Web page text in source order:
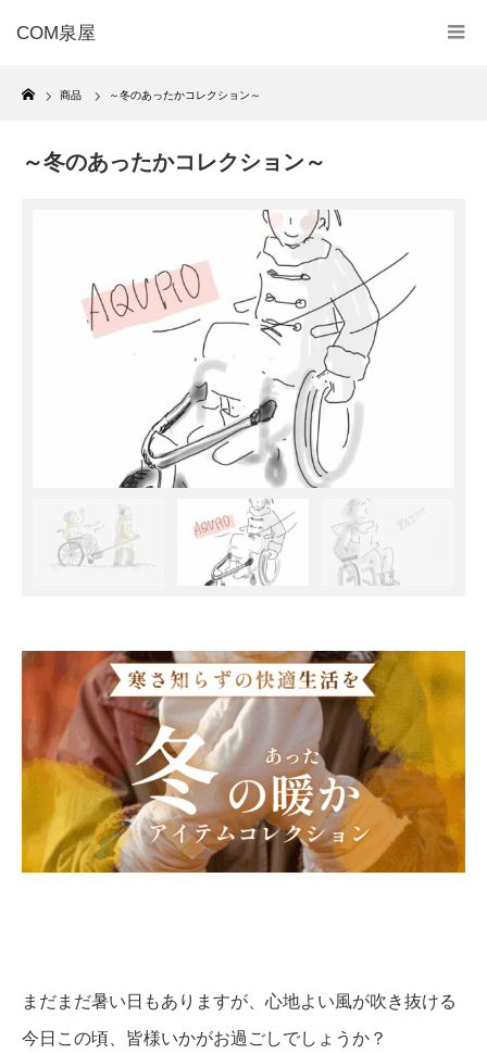
COM泉屋
Home
商品 ～冬のあったかコレクション～
～冬のあったかコレクション～
まだまだ暑い日もありますが、心地よい風が吹き抜ける
今日この頃、皆様いかがお過ごしでしょうか？